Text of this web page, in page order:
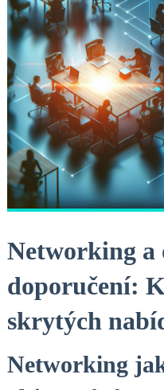
Networking a
doporučení:
skrytých
Networking